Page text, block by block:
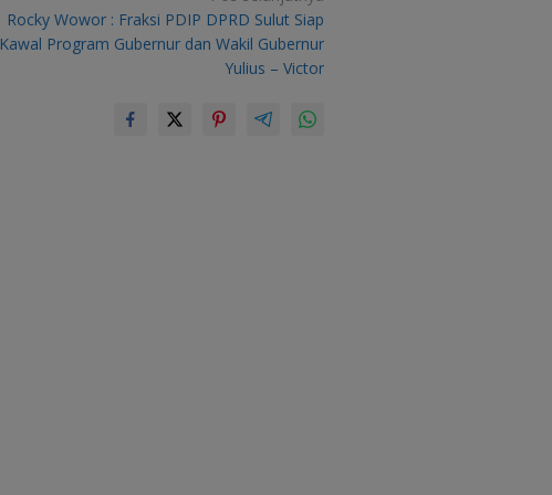
Rocky Wowor : Fraksi PDIP DPRD Sulut Siap
Kawal Program Gubernur dan Wakil Gubernur
Yulius – Victor